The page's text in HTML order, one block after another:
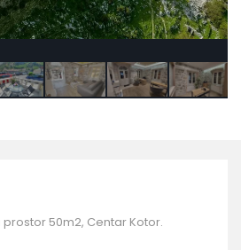
50m2, Centar Kotor.